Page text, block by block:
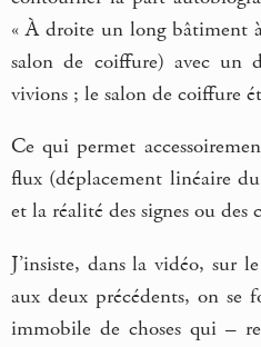
« À droite un long bâtiment
salon de coiffure) avec un
vivions ; le salon de coiffure
Ce qui permet
flux (déplacement linéaire
et la réalité des signes ou des
J’insiste, dans la vidéo, sur
aux deux précédents, on se
immobile de choses qui –